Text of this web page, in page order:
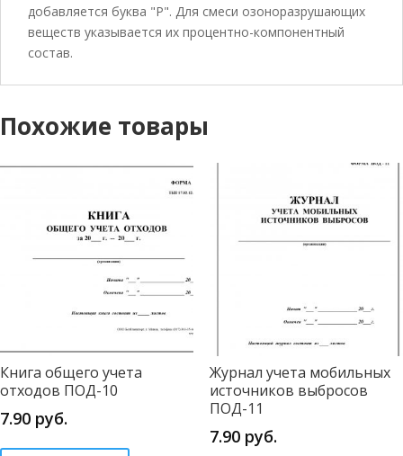
добавляется буква "Р". Для смеси озоноразрушающих
веществ указывается их процентно-компонентный
состав.
Похожие товары
Книга общего учета
отходов ПОД-10
7.90 руб.
Журнал учета мобильных
источников выбросов
ПОД-11
7.90руб.